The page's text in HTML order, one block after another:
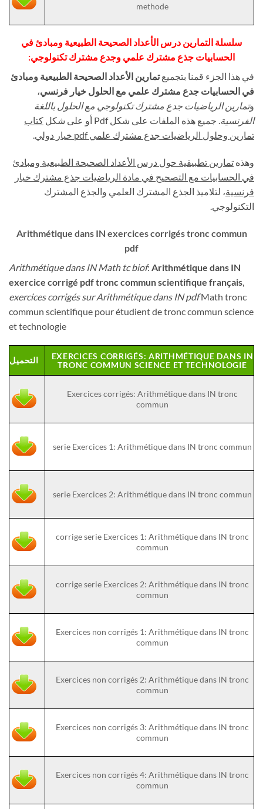
methode
سلسلة التمارين درس الأعداد الصحيحة الطبيعية ومبادئ في
الحسابيات جذع مشترك علمي وجدع مشترك تكنولوجي:
في هذا الجزء قمنا بتجميعتمارين الأعداد الصحيحة الطبيعية ومبادئ
في الحسابيات جدع مشترك علمي مع الحلول خيار فرنسي،
وتمارين الرياضيات جدع مشترك تكنولوجي مع الحلول باللغة
الفرنسية. جميع هذه الملفات على شكل Pdf أو على شكل
كتاب
تمارين وحلول الرياضيات جدع مشترك علميpdf خيار دولي.
وهذه تمارين تطبيقية حول درس الأعداد الصحيحة الطبيعية ومبادئ
في الحسابيات مع التصحيح في مادة الرياضيات جذع مشترك خيار
فرنسية، لتلاميذ الجذع المشترك العلمي والجذع المشترك
التكنولوجي.
Arithmétique dans IN exercices corrigés tronc commun
pdf
Arithmétique dans IN Math tc biof: Arithmétique dans IN
exercice corrigé pdf tronc commun scientifique français
exercices corrigés sur Arithmétique dans IN pdfMath tronc
commun scientifique pour étudient de tronc commun science
et technologie
EXERCICES CORRIGÉS: ARITHMÉTIQUE DANS IN
TRONC COMMUN SCIENCE ET TECHNOLOGIE
التحميل
Exercices corrigés: Arithmétique dans IN tronc
commun
serie Exercices 1: Arithmétique dans IN tronc commun
serie Exercices 2: Arithmétique dans IN tronc commun
corrige serie Exercices 1: Arithmétique dans IN tronc
commun
corrige serie Exercices 2: Arithmétique dans IN tronc
commun
Exercices non corrigés 1: Arithmétique dans IN tronc
commun
Exercices non corrigés 2: Arithmétique dans IN tronc
commun
Exercices non corrigés 3: Arithmétique dans IN tronc
commun
Exercices non corrigés 4: Arithmétique dans IN tronc
commun